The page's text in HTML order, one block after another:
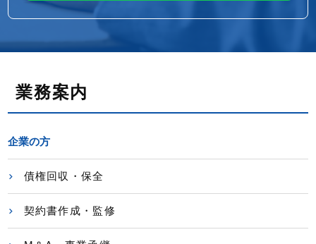
業務案内
企業の方
債権回収・保全
契約書作成・監修